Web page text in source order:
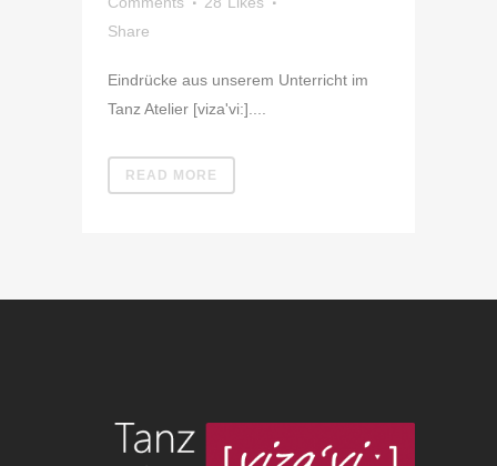
Share
Eindrücke aus unserem Unterricht im
Tanz Atelier [viza'vi:]....
READ MORE